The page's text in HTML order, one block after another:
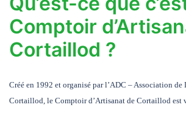
Comptoir
Cortaillod ?
Créé en 1992 et organisé par l’ADC – Association de
Cortaillod, le Comptoir d’Artisanat de Cortaillod est